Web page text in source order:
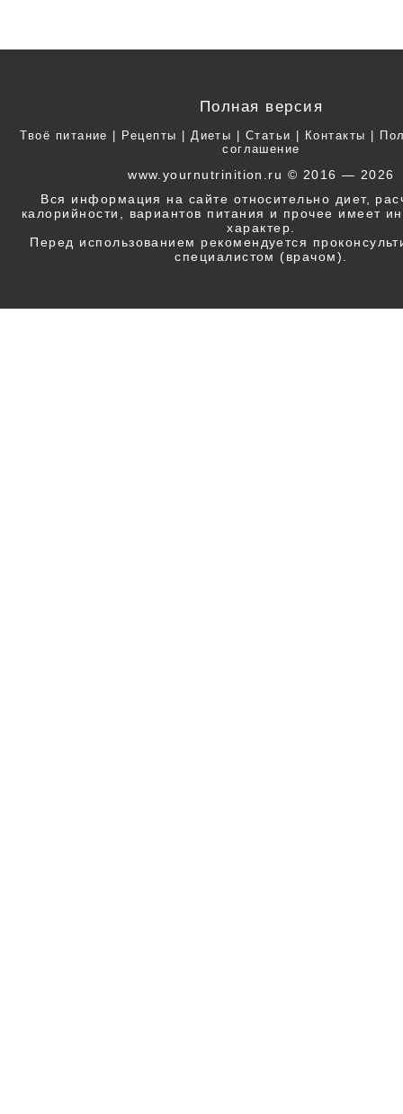
Полная версия
Твоё питание | Рецепты | Диеты | Статьи | Контакты |
соглашение
www.yournutrinition.ru © 2016 — 2026
Вся информация на сайте относительно диет,
калорийности, вариантов питания и прочее имеет
характер.
Перед использованием рекомендуется
специалистом (врачом).